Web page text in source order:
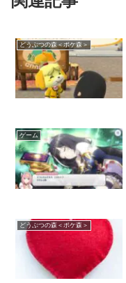
どうぶつの森＜ポケ森＞
ゲーム
どうぶつの森＜ポケ森＞